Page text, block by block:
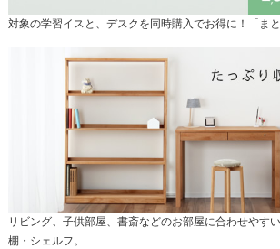
対象の学習イスと、デスクを同時購入でお得に！「まと
リビング、子供部屋、書斎などのお部屋に合わせやす
棚・シェルフ。